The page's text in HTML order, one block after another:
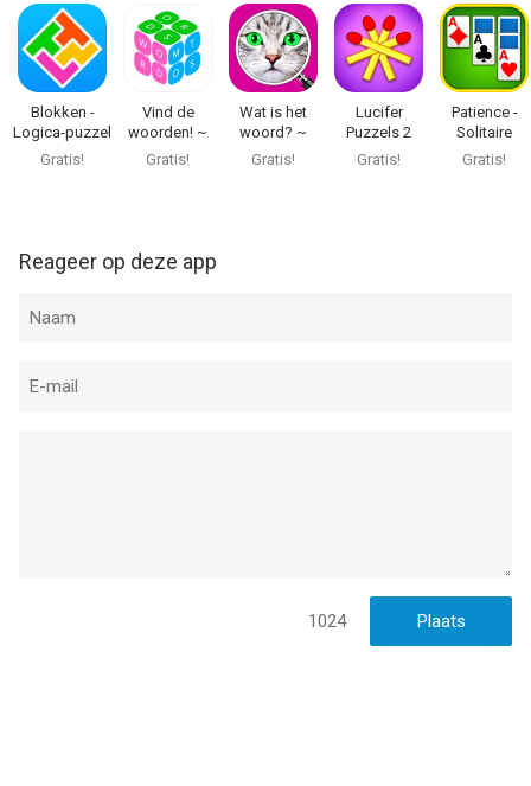
op 9 Aug om 08:52.
Blokken -
Logica-puzzel
Gratis!
Vind de
woorden! ~
Woordspellen
Gratis!
Wat is het
woord? ~
Gratis Spel.
Gratis!
Lucifer
Puzzels 2
Gratis!
Patience -
Solitaire
Kaartspel
Gratis!
Reageer op deze app
1024